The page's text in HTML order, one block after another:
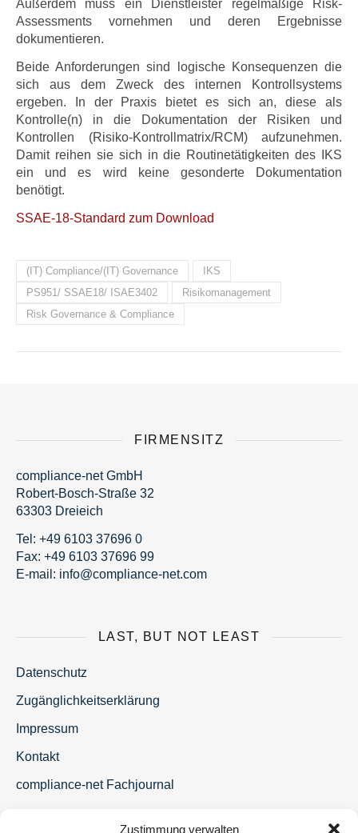
Zustimmung verwalten
Außerdem muss ein Dienstleister regelmäßige Risk-
Assessments vornehmen und deren Ergebnisse
dokumentieren.
Beide Anforderungen sind logische Konsequenzen die
sich aus dem Zweck des internen Kontrollsystems
ergeben. In der Praxis bietet es sich an, diese als
Kontrolle(n) in die Dokumentation der Risiken und
Kontrollen (Risiko-Kontrollmatrix/RCM) aufzunehmen.
Damit reihen sie sich in die Routinetätigkeiten des IKS
ein und es wird keine gesonderte Dokumentation
benötigt.
SSAE-18-Standard zum Download
(IT) Compliance/(IT) Governance
IKS
PS951/ SSAE18/ ISAE3402
Risikomanagement
Risk Governance & Compliance
FIRMENSITZ
compliance-net GmbH
Robert-Bosch-Straße 32
63303 Dreieich
Tel: +49 6103 37696 0
Fax: +49 6103 37696 99
E-mail:
moc.t
en-ec
nailp
moc@o
fni
LAST, BUT NOT LEAST
Datenschutz
Zugänglichkeitserklärung
Impressum
Kontakt
compliance-net Fachjournal